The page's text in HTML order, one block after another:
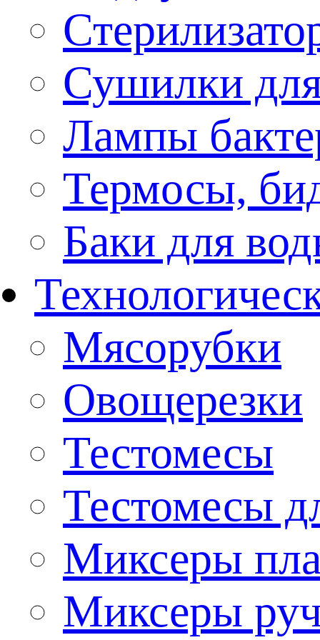
Сушилки
Лампы
Термосы,
Баки для
Мясорубки
Овощерезки
Тестомесы
Тестомесы
Миксеры
Миксеры